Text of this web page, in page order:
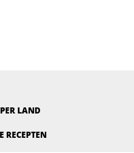
LAND
RECEPTEN